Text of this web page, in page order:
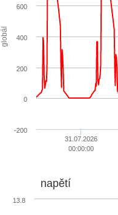
globál
31.07.2026
00:00:00
-200
0
200
400
600
napětí
13.8